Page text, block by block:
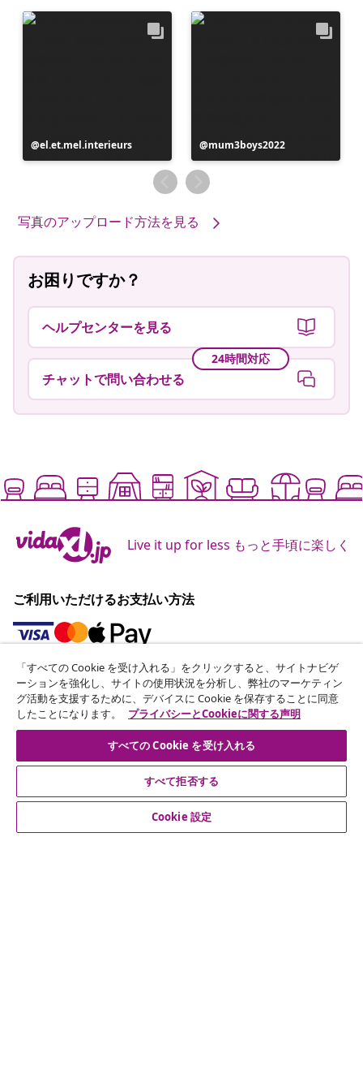
投
稿
el.et.mel.interieurs
投
稿
者
mum3boys2022
写真のアップロード方法を見る
お困りですか？
ヘルプセンターを見る
24時間対応
チャットで問い合わせる
Live it up for less もっと手頃に楽しく
ご利用いただけるお支払い方法
ニュースレターに登録する
70万人以上のユーザーと一緒に、vidaXLから毎週のお得
な情報や季節限定セール、新着情報を受け取りましょう。
公式SNSアカウント
「すべての Cookie を受け入れる」をクリックすると、サイトナビゲ
ーションを強化し、サイトの使用状況を分析し、弊社のマーケティン
グ活動を支援するために、デバイスに Cookie を保存することに同意
したことになります。
プライバシーとCookieに関する声明
すべての Cookie を受け入れる
すべて拒否する
Cookie 設定